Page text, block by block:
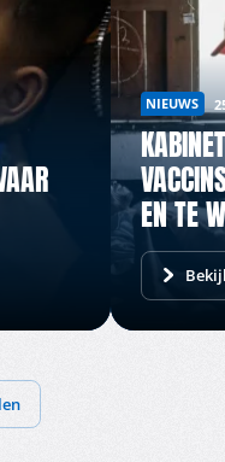
NIEUWS
EN TE